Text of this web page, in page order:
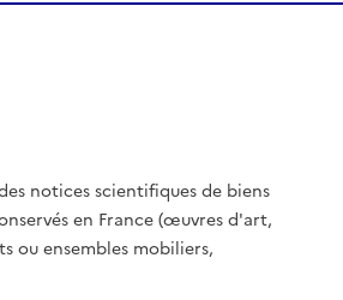
notices scientifiques de biens
en France (œuvres d'art,
ou ensembles mobiliers,